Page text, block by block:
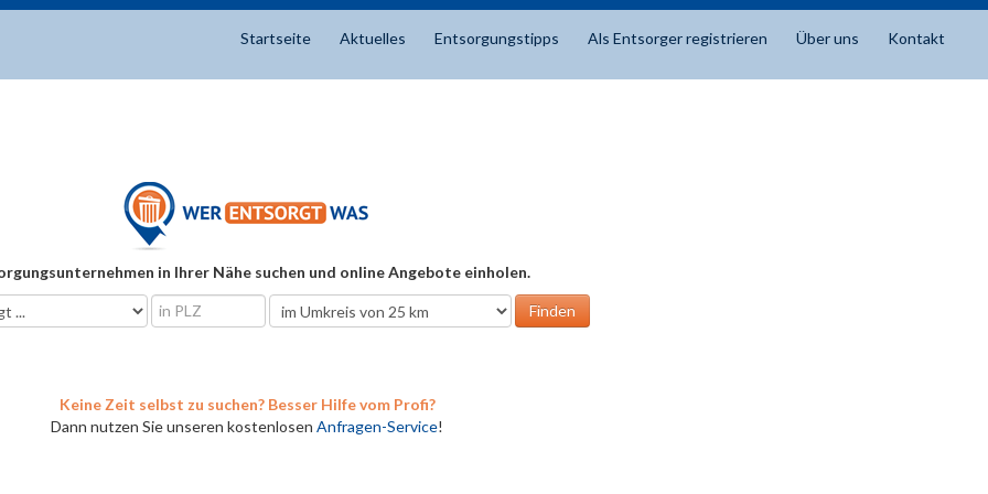
Startseite Aktuelles Entsorgungstipps Als Entsorger registrieren Über uns Kontakt
in Ihrer Nähe suchen und online Angebote einholen.
Keine Zeit selbst zu suchen? Besser Hilfe vom Profi?
Dann nutzen Sie unseren kostenlosen Anfragen-Service!